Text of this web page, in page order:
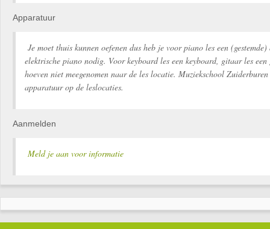
Apparatuur
Je moet thuis kunnen oefenen dus heb je voor piano les een (gestemde)
elektrische piano nodig. Voor keyboard les een keyboard, gitaar les
hoeven niet meegenomen naar de les locatie. Muziekschool
apparatuur op de leslocaties.
Aanmelden
Meld je aan voor informatie